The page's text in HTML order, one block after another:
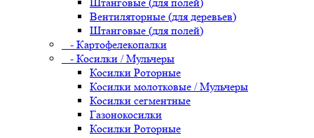
Вентиляторные (для деревьев)
Штанговые (для полей)
- Картофелекопалки
- Косилки / Мульчеры
Косилки Роторные
Косилки молотковые / Мульчеры
Косилки сегментные
Газонокосилки
Косилки Роторные